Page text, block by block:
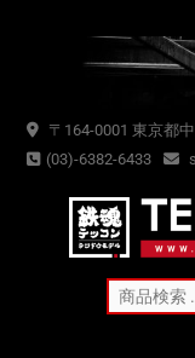
〒164-0001 東京都
(03)-6382-6433